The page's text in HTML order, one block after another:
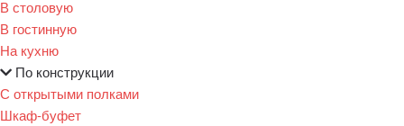
В столовую
В гостинную
На кухню
По конструкции
С открытыми полками
Шкаф-буфет